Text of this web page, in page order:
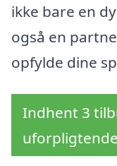
ikke bare en
også en
opfylde dine
Indhent 3
uforpligtende